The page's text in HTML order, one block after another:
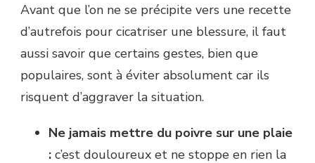
Avant que l’on ne se précipite vers une recette
d’autrefois pour cicatriser une blessure, il faut
aussi savoir que certains gestes, bien que
populaires, sont à éviter absolument car ils
risquent d’aggraver la situation.
Ne jamais mettre du poivre sur une plaie
: c’est douloureux et ne stoppe en rien la